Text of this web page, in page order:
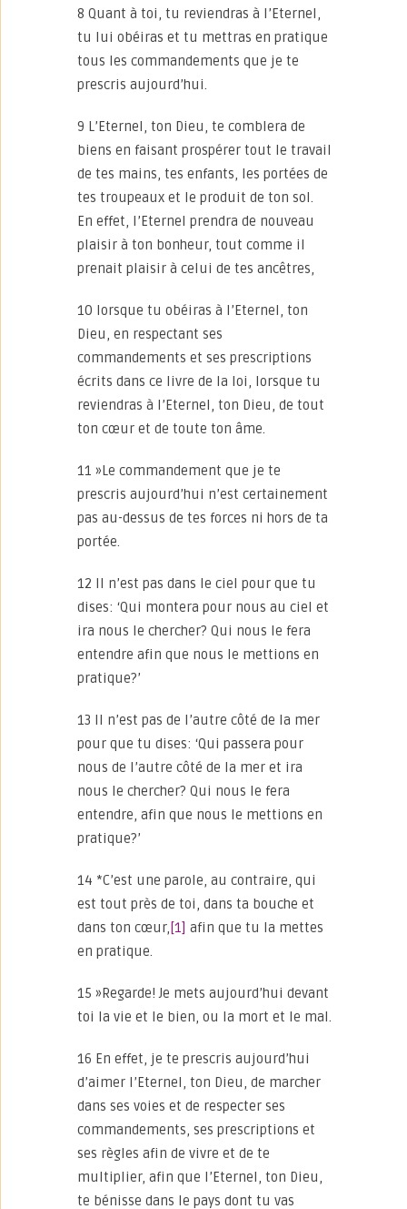
8 Quant à toi, tu reviendras à l’Eternel,
tu lui obéiras et tu mettras en pratique
tous les commandements que je te
prescris aujourd’hui.
9 L’Eternel, ton Dieu, te comblera de
biens en faisant prospérer tout le travail
de tes mains, tes enfants, les portées de
tes troupeaux et le produit de ton sol.
En effet, l’Eternel prendra de nouveau
plaisir à ton bonheur, tout comme il
prenait plaisir à celui de tes ancêtres,
10 lorsque tu obéiras à l’Eternel, ton
Dieu, en respectant ses
commandements et ses prescriptions
écrits dans ce livre de la loi, lorsque tu
reviendras à l’Eternel, ton Dieu, de tout
ton cœur et de toute ton âme.
11 »Le commandement que je te
prescris aujourd’hui n’est certainement
pas au-dessus de tes forces ni hors de ta
portée.
12 Il n’est pas dans le ciel pour que tu
dises: ‘Qui montera pour nous au ciel et
ira nous le chercher? Qui nous le fera
entendre afin que nous le mettions en
pratique?’
13 Il n’est pas de l’autre côté de la mer
pour que tu dises: ‘Qui passera pour
nous de l’autre côté de la mer et ira
nous le chercher? Qui nous le fera
entendre, afin que nous le mettions en
pratique?’
14 *C’est une parole, au contraire, qui
est tout près de toi, dans ta bouche et
dans ton cœur, [1] afin que tu la mettes
en pratique.
15 »Regarde! Je mets aujourd’hui devant
toi la vie et le bien, ou la mort et le mal.
16 En effet, je te prescris aujourd’hui
d’aimer l’Eternel, ton Dieu, de marcher
dans ses voies et de respecter ses
commandements, ses prescriptions et
ses règles afin de vivre et de te
multiplier, afin que l’Eternel, ton Dieu,
te bénisse dans le pays dont tu vas